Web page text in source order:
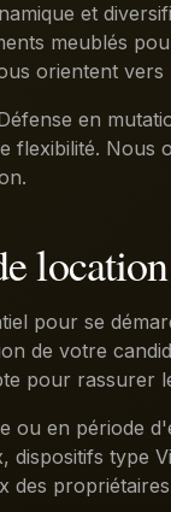
et
meublés
orientent vers
en
flexibilité. Nous
location
pour se
de votre
pour rassurer
ou en période
type
des